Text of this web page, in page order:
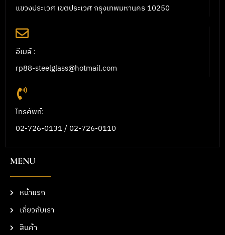
แขวงประเวศ เขตประเวศ กรุงเทพมหานคร 10250
อีเมล์ :
rp88-steelglass@hotmail.com
โทรศัพท์:
02-726-0131 / 02-726-0110
MENU
หน้าแรก
เกี่ยวกับเรา
สินค้า